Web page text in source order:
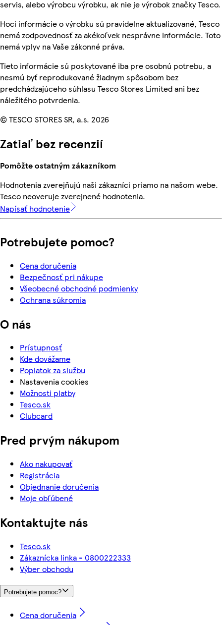
servis, alebo výrobcu výrobku, ak nie je výrobok značky Tesco.
Hoci informácie o výrobku sú pravidelne aktualizované, Tesco
nemá zodpovednosť za akékoľvek nesprávne informácie. Toto
nemá vplyv na Vaše zákonné práva.
Tieto informácie sú poskytované iba pre osobnú potrebu, a
nesmú byť reprodukované žiadnym spôsobom bez
predchádzajúceho súhlasu Tesco Stores Limited ani bez
náležitého potvrdenia.
© TESCO STORES SR, a.s. 2026
Zatiaľ bez recenzií
Pomôžte ostatným zákazníkom
Hodnotenia zverejňujú naši zákazníci priamo na našom webe.
Tesco neoveruje zverejnené hodnotenia.
Napísať hodnotenie
Potrebujete pomoc?
Cena doručenia
Bezpečnosť pri nákupe
Všeobecné obchodné podmienky
Ochrana súkromia
O nás
Prístupnosť
Kde dovážame
Poplatok za službu
Nastavenia cookies
Možnosti platby
Tesco.sk
Clubcard
Pred prvým nákupom
Ako nakupovať
Registrácia
Objednanie doručenia
Moje obľúbené
Kontaktujte nás
Tesco.sk
Zákaznícka linka - 0800222333
Výber obchodu
Potrebujete pomoc?
Cena doručenia